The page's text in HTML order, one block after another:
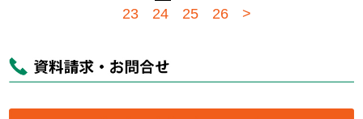
23
24 25 26 >